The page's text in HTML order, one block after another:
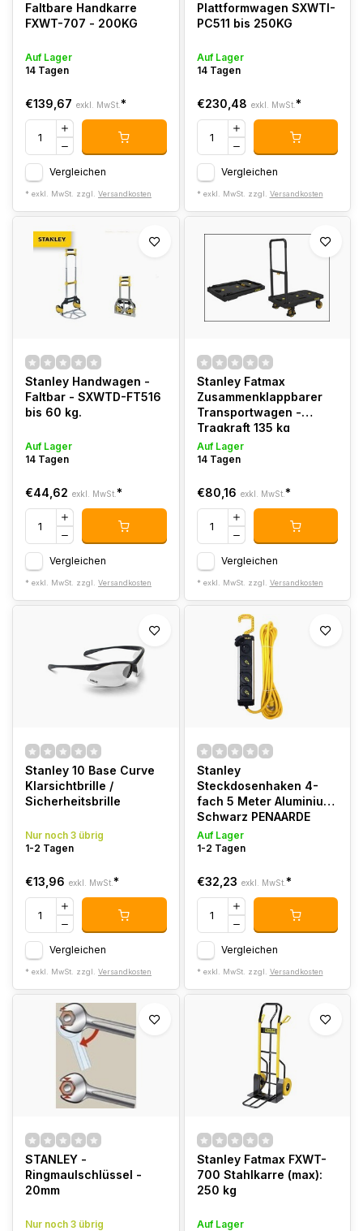
Faltbare Handkarre
FXWT-707 - 200KG
Auf Lager
14 Tagen
€139,67 exkl. MwSt. *
Vergleichen
* exkl. MwSt. zzgl. Versandkosten
Plattformwagen SXWTI-
PC511 bis 250KG
Auf Lager
14 Tagen
€230,48 exkl. MwSt. *
Vergleichen
* exkl. MwSt. zzgl. Versandkosten
Stanley Handwagen -
Faltbar - SXWTD-FT516
bis 60 kg.
Auf Lager
14 Tagen
€44,62 exkl. MwSt. *
Vergleichen
* exkl. MwSt. zzgl. Versandkosten
Stanley Fatmax
Zusammenklappbarer
Transportwagen -
Tragkraft 135 kg
Auf Lager
14 Tagen
€80,16 exkl. MwSt. *
Vergleichen
* exkl. MwSt. zzgl. Versandkosten
Stanley 10 Base Curve
Klarsichtbrille /
Sicherheitsbrille
Nur noch 3 übrig
1-2 Tagen
€13,96 exkl. MwSt. *
Vergleichen
* exkl. MwSt. zzgl. Versandkosten
Stanley
Steckdosenhaken 4-
fach 5 Meter Aluminium
Schwarz PENAARDE
BE/FR
Auf Lager
1-2 Tagen
€32,23 exkl. MwSt. *
Vergleichen
* exkl. MwSt. zzgl. Versandkosten
STANLEY -
Ringmaulschlüssel -
20mm
Nur noch 3 übrig
Stanley Fatmax FXWT-
700 Stahlkarre (max):
250 kg
Auf Lager